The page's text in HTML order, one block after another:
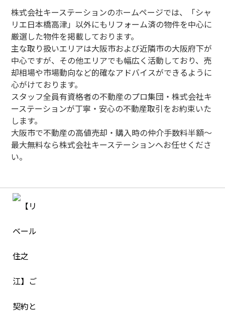
株式会社キーステーションのホームページでは、「シャ
リエ日本橋高津」以外にもリフォーム済の物件を中心に
厳選した物件を掲載しております。
主な取り扱いエリアは大阪市および近隣市の大阪府下が
中心ですが、その他エリアでも幅広く活動しており、売
却相場や市場動向など的確なアドバイスができるように
心がけております。
スタッフ全員有資格者の不動産のプロ集団・株式会社キ
ーステーションが丁寧・安心の不動産取引をお約束いた
します。
大阪市で不動産の高値売却・購入時の仲介手数料半額～
最大無料なら株式会社キーステーションへお任せくださ
い。